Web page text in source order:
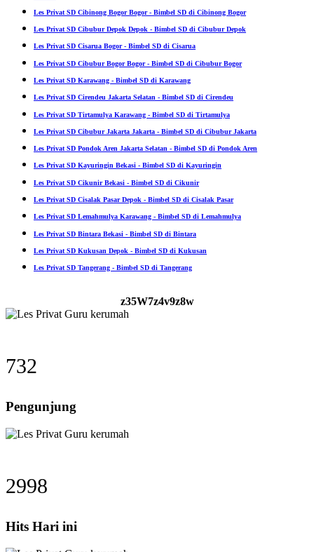
Les Privat SD Cibinong Bogor Bogor - Bimbel SD di Cibinong Bogor
Les Privat SD Cibubur Depok Depok - Bimbel SD di Cibubur Depok
Les Privat SD Cisarua Bogor - Bimbel SD di Cisarua
Les Privat SD Cibubur Bogor Bogor - Bimbel SD di Cibubur Bogor
Les Privat SD Karawang - Bimbel SD di Karawang
Les Privat SD Cirendeu Jakarta Selatan - Bimbel SD di Cirendeu
Les Privat SD Tirtamulya Karawang - Bimbel SD di Tirtamulya
Les Privat SD Cibubur Jakarta Jakarta - Bimbel SD di Cibubur Jakarta
Les Privat SD Pondok Aren Jakarta Selatan - Bimbel SD di Pondok Aren
Les Privat SD Kayuringin Bekasi - Bimbel SD di Kayuringin
Les Privat SD Cikunir Bekasi - Bimbel SD di Cikunir
Les Privat SD Cisalak Pasar Depok - Bimbel SD di Cisalak Pasar
Les Privat SD Lemahmulya Karawang - Bimbel SD di Lemahmulya
Les Privat SD Bintara Bekasi - Bimbel SD di Bintara
Les Privat SD Kukusan Depok - Bimbel SD di Kukusan
Les Privat SD Tangerang - Bimbel SD di Tangerang
z35W7z4v9z8w
732
Pengunjung
2998
Hits Hari ini